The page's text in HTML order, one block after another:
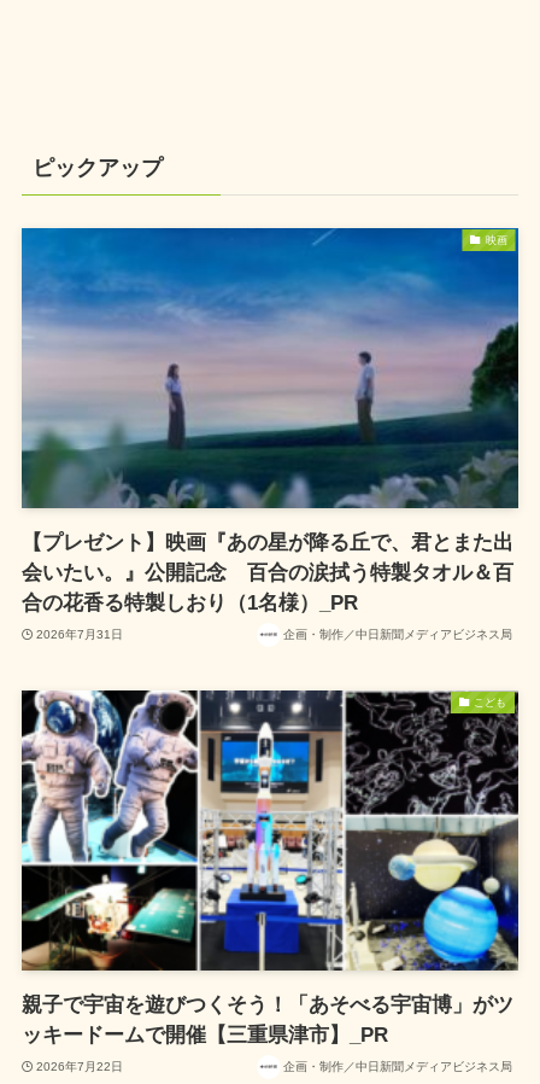
ピックアップ
映画
【プレゼント】映画『あの星が降る丘で、君とまた出
会いたい。』公開記念 百合の涙拭う特製タオル＆百
合の花香る特製しおり（1名様）_PR
2026年7月31日 企画・制作／中日新聞メディアビジネス局
こども
親子で宇宙を遊びつくそう！「あそべる宇宙博」がツ
ッキードームで開催【三重県津市】_PR
2026年7月22日 企画・制作／中日新聞メディアビジネス局